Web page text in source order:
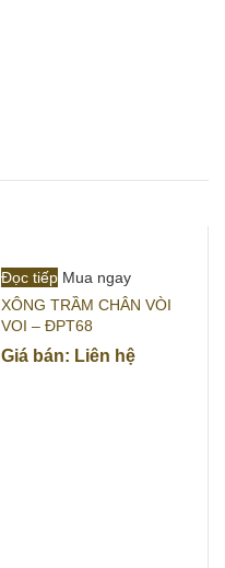
Đọc tiếp Mua ngay
XÔNG TRẦM CHÂN VÒI
VOI – ĐPT68
Giá bán: Liên hệ